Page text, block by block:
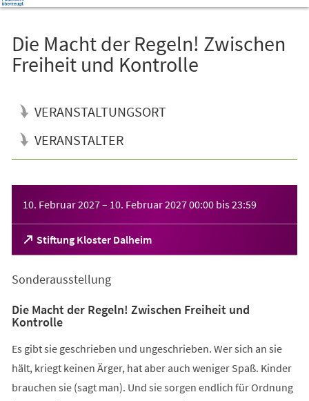
Die Macht der Regeln! Zwischen
Freiheit und Kontrolle
VERANSTALTUNGSORT
VERANSTALTER
10. Februar 2027– 10. Februar 202700:00 bis23:59
Stiftung Kloster Dalheim
(Öffnet
in
neuen
Sonderausstellung
Die Macht der Regeln! Zwischen Freiheit und
Kontrolle
Es gibt sie geschrieben und ungeschrieben. Wer sich an sie
hält, kriegt keinen Ärger, hat aber auch weniger Spaß. Kinder
brauchen sie (sagt man). Und sie sorgen endlich für Ordnung